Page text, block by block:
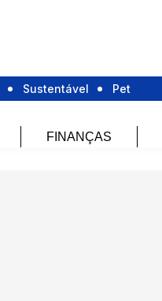
Sustentável Pet
FINANÇAS